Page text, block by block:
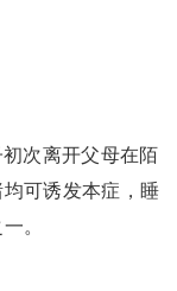
次离开父母在陌
可诱发本症，睡
。